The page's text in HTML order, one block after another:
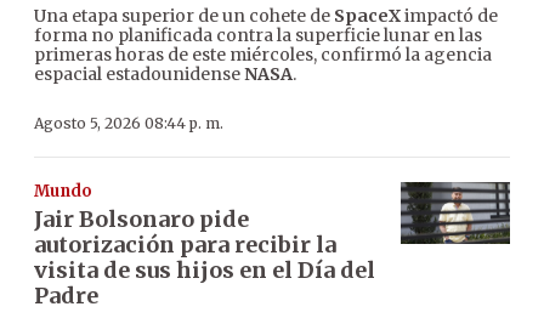
Una etapa superior de un cohete de SpaceXimpactó de
forma no planificada contra la superficie lunar en las
primeras horas de este miércoles, confirmó la agencia
espacial estadounidenseNASA.
Agosto 5, 2026 08:44 p. m.
Mundo
Jair Bolsonaro pide
autorización para recibir la
visita de sus hijos en el Día del
Padre